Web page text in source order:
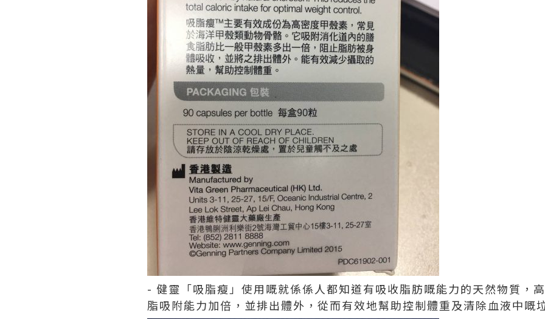
- 健靈「吸脂瘦」使用嘅就係係人都知道有吸收脂肪嘅能力的天然物質，
脂吸附能力加倍，並排出體外，從而有效地幫助控制體重及清除血液中嘅